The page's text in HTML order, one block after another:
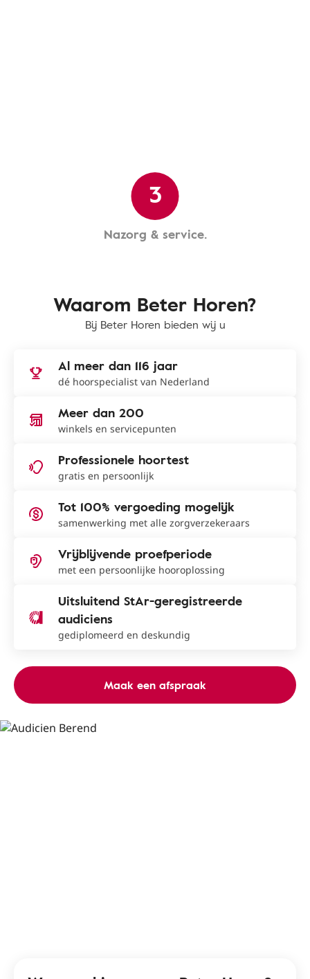
3
Nazorg & service.
Waarom Beter Horen?
Bij Beter Horen bieden wij u
Al meer dan 116 jaar
dé hoorspecialist van Nederland
Meer dan 200
winkels en servicepunten
Professionele hoortest
gratis en persoonlijk
Tot 100% vergoeding mogelijk
samenwerking met alle zorgverzekeraars
Vrijblijvende proefperiode
met een persoonlijke hooroplossing
Uitsluitend StAr-geregistreerde
audiciens
gediplomeerd en deskundig
Maak een afspraak